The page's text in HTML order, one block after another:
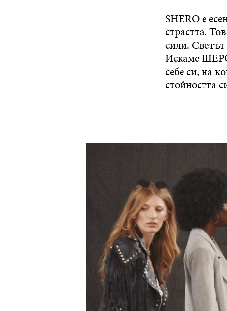
SHERO е
страстта.
сили. Светът
Искаме
себе си, на
стойността